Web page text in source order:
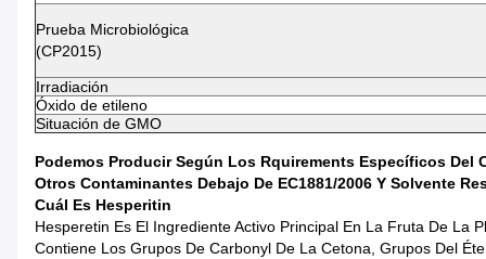
Prueba Microbiológica
(CP2015)
Irradiación
Óxido de etileno
Situación de GMO
Podemos Producir Según Los Rquirements Específicos Del
Otros Contaminantes Debajo De EC1881/2006 Y Solvente
Cuál Es Hesperitin
Hesperetin Es El Ingrediente Activo Principal En La Fruta De La
Contiene Los Grupos De Carbonyl De La Cetona, Grupos Del